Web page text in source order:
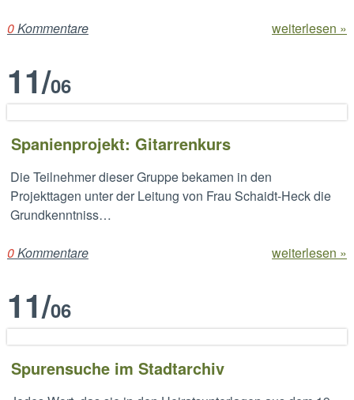
0Kommentare weiterlesen »
11/06
Spanienprojekt: Gitarrenkurs
Die Teilnehmer dieser Gruppe bekamen in den
Projekttagen unter der Leitung von Frau Schaidt-Heck die
Grundkenntniss…
0Kommentare weiterlesen »
11/06
Spurensuche im Stadtarchiv